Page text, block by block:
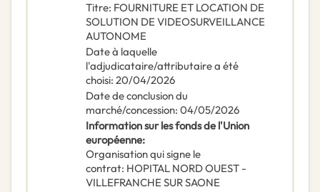
Titre: FOURNITURE ET LOCATION DE
SOLUTION DE VIDEOSURVEILLANCE
AUTONOME
Date à laquelle
l'adjudicataire/attributaire a été
choisi: 20/04/2026
Date de conclusion du
marché/concession: 04/05/2026
Information sur les fonds de l'Union
européenne:
Organisation qui signe le
contrat: HOPITAL NORD OUEST -
VILLEFRANCHE SUR SAONE